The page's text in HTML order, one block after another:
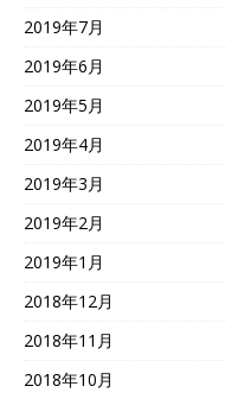
2019年7月
2019年6月
2019年5月
2019年4月
2019年3月
2019年2月
2019年1月
2018年12月
2018年11月
2018年10月